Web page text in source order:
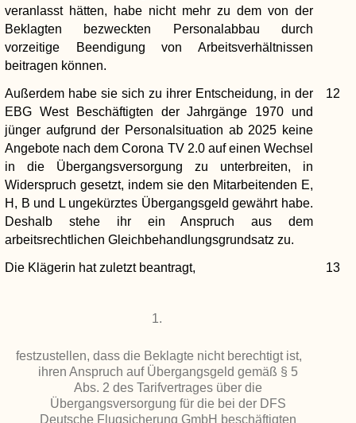
veranlasst hätten, habe nicht mehr zu dem von der
Beklagten bezweckten Personalabbau durch
vorzeitige Beendigung von Arbeitsverhältnissen
beitragen können.
12
Außerdem habe sie sich zu ihrer Entscheidung, in der
EBG West Beschäftigten der Jahrgänge 1970 und
jünger aufgrund der Personalsituation ab 2025 keine
Angebote nach dem Corona TV 2.0 auf einen Wechsel
in die Übergangsversorgung zu unterbreiten, in
Widerspruch gesetzt, indem sie den Mitarbeitenden E,
H, B und L ungekürztes Übergangsgeld gewährt habe.
Deshalb stehe ihr ein Anspruch aus dem
arbeitsrechtlichen Gleichbehandlungsgrundsatz zu.
13
Die Klägerin hat zuletzt beantragt,
1.
festzustellen, dass die Beklagte nicht berechtigt ist,
ihren Anspruch auf Übergangsgeld gemäß § 5
Abs. 2 des Tarifvertrages über die
Übergangsversorgung für die bei der DFS
Deutsche Flugsicherung GmbH beschäftigten